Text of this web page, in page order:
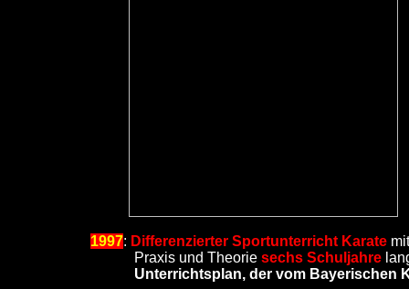
1997: Differenzierter Sportunterricht Karatemit
Praxis und Theorie sechs Schuljahre
Unterrichtsplan, der vom Bayerischen